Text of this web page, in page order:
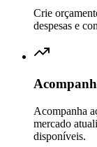
Crie
despesas e
Acompanha
mercado
disponíveis.